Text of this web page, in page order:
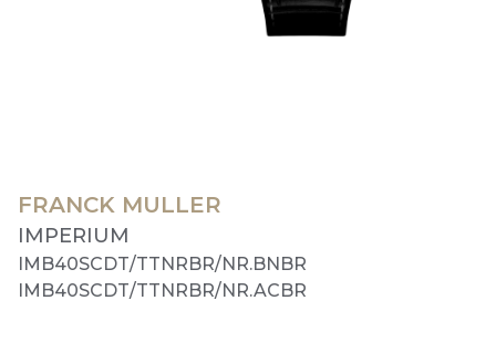
FRANCK MULLER
IMPERIUM
IMB40SCDT/TTNRBR/NR.BNBR
IMB40SCDT/TTNRBR/NR.ACBR